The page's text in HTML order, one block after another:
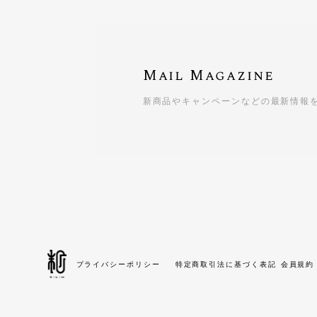
Mail Magazine
新商品やキャンペーンなどの最新情報
プライバシーポリシー 特定商取引法に基づく表記 会員規約